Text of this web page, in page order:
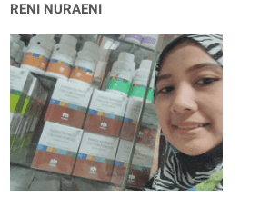
RENI NURAENI